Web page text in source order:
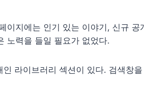
이지에는 인기 있는 이야기, 신규 공
노력을 들일 필요가 없었다.
라이브러리 섹션이 있다. 검색창